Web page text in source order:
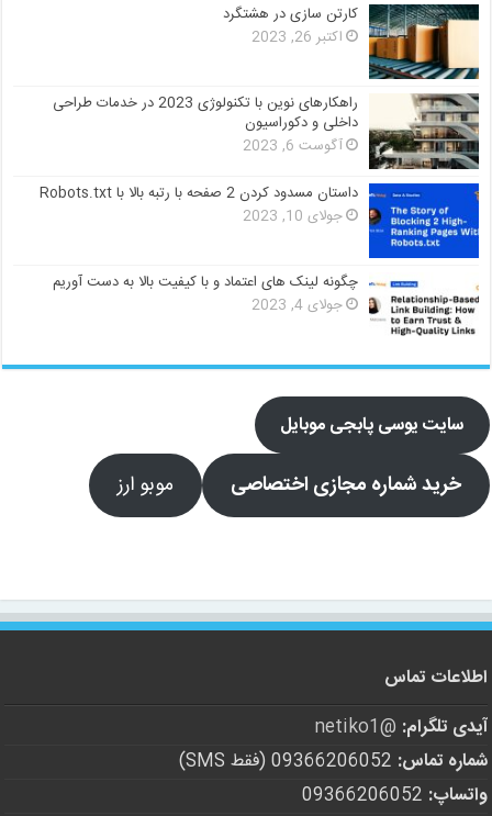
کارتن سازی در هشتگرد
اکتبر 26, 2023
راهکارهای نوین با تکنولوژی 2023 در خدمات طراحی
داخلی و دکوراسیون
آگوست 6, 2023
داستان مسدود کردن 2 صفحه با رتبه بالا با Robots.txt
جولای 10, 2023
چگونه لینک های اعتماد و با کیفیت بالا به دست آوریم
جولای 4, 2023
سایت یوسی پابجی موبایل
خرید شماره مجازی اختصاصی موبو ارز
اطلاعات تماس
آیدی تلگرام: @netiko1
شماره تماس:
واتساپ: